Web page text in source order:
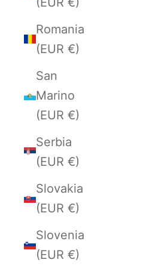
Romania
(EUR €)
San
Marino
(EUR €)
Serbia
(EUR €)
Slovakia
(EUR €)
Slovenia
(EUR €)